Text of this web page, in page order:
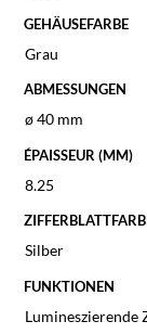
GEHÄUSEFARBE
Grau
ABMESSUNGEN
ø 40 mm
ÉPAISSEUR (MM)
8.25
Silber
FUNKTIONEN
Lumineszierende